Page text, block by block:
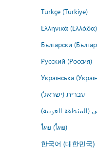
Türkçe (Türkiye)
Ελληνικά (Ελλάδα)
Български
Русский (Россия)
Українська
עברית (ישראל)
(المنطقة العربية)
ไทย (ไทย)
한국어 (대한민국)